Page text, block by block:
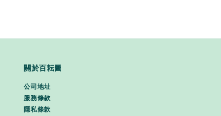
關於百耘圖
公司地址
服務條款
隱私條款